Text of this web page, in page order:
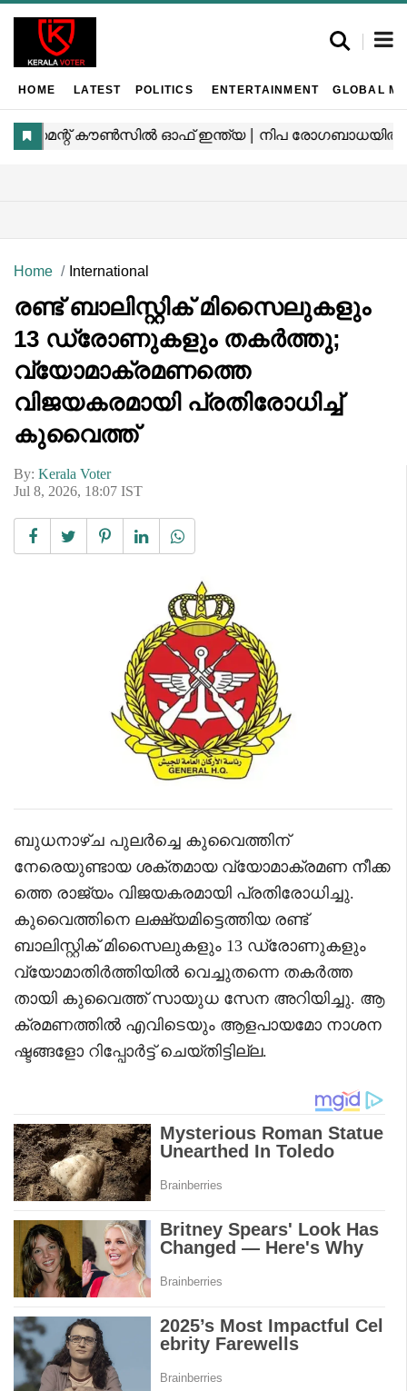
HOME LATEST POLITICS ENTERTAINMENT GLOBAL
Home International
രണ്ട് ബാലിസ്റ്റിക് മിസൈലുകളും
13 ഡ്രോണുകളും തകർത്തു;
വ്യോമാക്രമണത്തെ
വിജയകരമായി പ്രതിരോധിച്ച്
കുവൈത്ത്
By: Kerala Voter
Jul 8, 2026, 18:07 IST
ബുധനാഴ്ച പുലർച്ചെ കുവൈത്തിന്
നേരെയുണ്ടായ ശക്തമായ വ്യോമാക്രമണ നീക്ക
ത്തെ രാജ്യം വിജയകരമായി പ്രതിരോധിച്ചു.
കുവൈത്തിനെ ലക്ഷ്യമിട്ടെത്തിയ രണ്ട്
ബാലിസ്റ്റിക് മിസൈലുകളും 13 ഡ്രോണുകളും
വ്യോമാതിർത്തിയിൽ വെച്ചുതന്നെ തകർത്ത
തായി കുവൈത്ത് സായുധ സേന അറിയിച്ചു. ആ
ക്രമണത്തിൽ എവിടെയും ആളപായമോ നാശന
ഷ്ടങ്ങളോ റിപ്പോർട്ട് ചെയ്തിട്ടില്ല.